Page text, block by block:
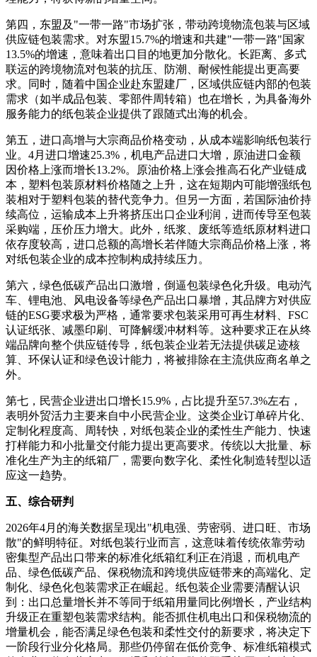
第四，东盟及"一带一路"市场扩张，带动跨境物流包装与区域
供应链包装需求。对东盟15.7%的增速和共建"一带一路"国家
13.5%的增速，意味着出口目的地更加分散化。长距离、多式
联运的跨境物流对包装的抗压、防潮、耐候性能提出更高要
求。同时，随着中国企业赴东盟建厂，区域供应链内部的包装
需求（如半成品包装、零部件周转箱）也在增长，为具备海外
服务能力的纸包装企业提供了跟随式出海的机会。
第五，进口高增与大宗商品价格变动，从成本端影响纸包装行
业。4月进口增速25.3%，机电产品进口大增，原油进口金额
因价格上涨而增长13.2%。原油价格上涨会推高石化产业链成
本，塑料包装原材料价格随之上升，这在短期内可能增强纸包
装相对于塑料包装的替代竞争力。但另一方面，若国际油价持
续高位，运输成本上升将挤压出口企业利润，进而传导至包装
采购端，压价压力增大。此外，纸浆、废纸等造纸原材料进口
依存度较高，进口总额的高增长若伴随大宗商品价格上涨，将
对纸包装企业的成本控制构成持续压力。
第六，绿色低碳产品出口激增，倒逼包装绿色化升级。电动汽
车、锂电池、风电设备等绿色产品出口暴增，其品牌方对供应
链的ESG要求极为严格，通常要求包装采用可再生材料、FSC
认证纸张、减墨印刷、可降解缓冲材料等。这种要求正在从终
端品牌向整个供应链传导，纸包装企业若无法提供碳足迹核
算、环保认证和绿色设计能力，将被排除在主流供应商名单之
外。
第七，民营企业进出口增长15.9%，占比提升至57.3%左右，
表明外贸活力主要来自中小民营企业。这类企业订单碎片化、
定制化程度高、周转快，对纸包装企业的柔性生产能力、快速
打样能力和小批量交付能力提出更高要求。传统以大批量、标
准化生产为主的纸箱厂，需要向数字化、柔性化制造转型以适
应这一趋势。
五、综合研判
2026年4月的海关数据呈现出"机电强、劳密弱、进口旺、市场
散"的鲜明特征。对纸包装行业而言，这意味着传统依靠劳动
密集型产品出口带来的标准化纸箱红利正在消退，而机电产
品、绿色低碳产品、保税物流和跨境供应链带来的高端化、定
制化、绿色化包装需求正在崛起。纸包装企业需要清醒认识
到：出口总量增长并不等同于纸箱用量同比例增长，产业结构
升级正在重塑包装需求结构。能否抓住机电出口和保税物流的
增量机会，能否满足绿色包装和柔性交付的新要求，将决定下
一阶段行业分化格局。那些仍停留在低价竞争、标准纸箱模式